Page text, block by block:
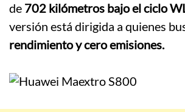
de 702 kilómetros bajo el ciclo
versión está dirigida a quienes
rendimiento y cero emisiones.